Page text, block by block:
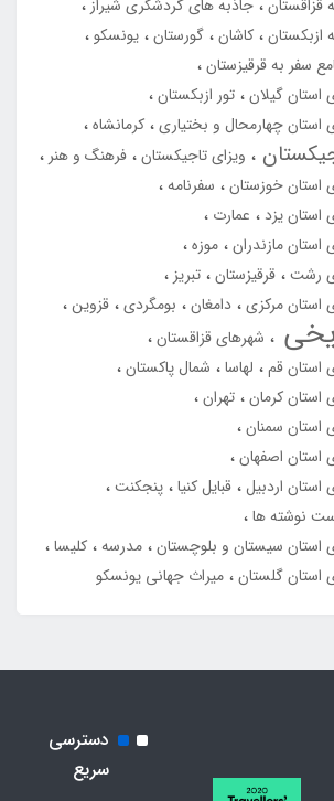
قزاقستان جاذبه های گردشگری شیراز
ازبکستان کاشان گورستان یونسکو
سفر به قرقیزستان
گیلان تور ازبکستان
چهارمحال و بختیاری کرمانشاه
ویزای تاجیکستان فرهنگ و هنر
استان خوزستان
سفرنامه
یزد
عمارت
مازندران موزه
رشت قرقیزستان تبریز
استان مرکزی دامغان بومگردی قزوین
شهرهای قزاقستان
استان قم
لهاسا
شمال پاکستان
کرمان تهران
استان سمنان
استان اصفهان
اردبیل قبایل کنیا پنجکنت
نوشته ها
استان سیستان و بلوچستان مدرسه کلیسا
استان گلستان میراث جهانی یونسکو
دسترسی
سریع